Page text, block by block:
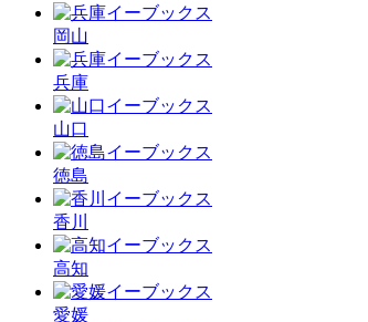
岡山
兵庫
山口
徳島
香川
高知
愛媛